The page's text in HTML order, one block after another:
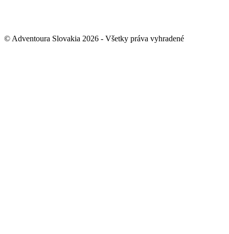
© Adventoura Slovakia 2026 - Všetky práva vyhradené